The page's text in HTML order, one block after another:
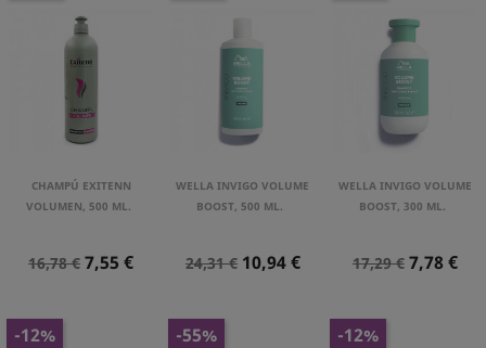
CHAMPÚ EXITENN
VOLUMEN, 500 ML.
Precio
16,78 € Precio
7,55 €
WELLA INVIGO VOLUME
BOOST, 500 ML.
Precio
24,31 € Precio
10,94 €
WELLA INVIGO VOLUME
BOOST, 300 ML.
Precio
17,29 € Precio
7,78 €
-12% -55% -12%